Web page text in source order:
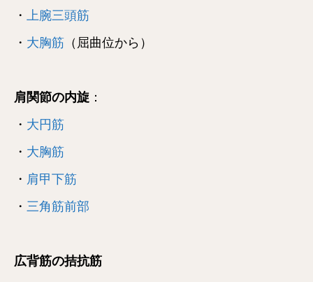
・ 上腕三頭筋
・ 大胸筋 （屈曲位から）
肩関節の内旋 ：
・ 大円筋
・ 大胸筋
・ 肩甲下筋
・ 三角筋前部
広背筋の拮抗筋